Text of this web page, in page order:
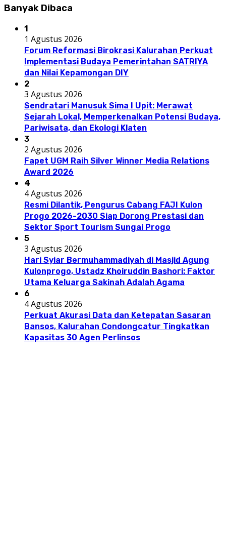
Banyak Dibaca
1
1 Agustus 2026
Forum Reformasi Birokrasi Kalurahan Perkuat
Implementasi Budaya Pemerintahan SATRIYA
dan Nilai Kepamongan DIY
2
3 Agustus 2026
Sendratari Manusuk Sima I Upit: Merawat
Sejarah Lokal, Memperkenalkan Potensi Budaya,
Pariwisata, dan Ekologi Klaten
3
2 Agustus 2026
Fapet UGM Raih Silver Winner Media Relations
Award 2026
4
4 Agustus 2026
Resmi Dilantik, Pengurus Cabang FAJI Kulon
Progo 2026-2030 Siap Dorong Prestasi dan
Sektor Sport Tourism Sungai Progo
5
3 Agustus 2026
Hari Syiar Bermuhammadiyah di Masjid Agung
Kulonprogo, Ustadz Khoiruddin Bashori: Faktor
Utama Keluarga Sakinah Adalah Agama
6
4 Agustus 2026
Perkuat Akurasi Data dan Ketepatan Sasaran
Bansos, Kalurahan Condongcatur Tingkatkan
Kapasitas 30 Agen Perlinsos